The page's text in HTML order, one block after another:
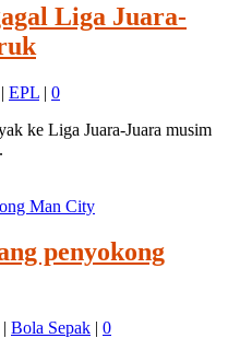
Liga Juara-
| EPL | 0
ke Liga Juara-Juara musim
penyokong
| Bola Sepak | 0